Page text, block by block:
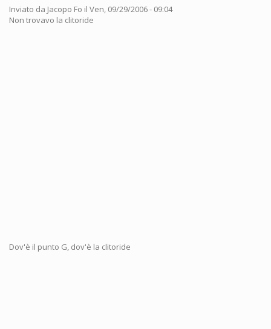
Inviato da Jacopo Fo il Ven, 09/29/2006 - 09:04
Non trovavo la clitoride
Dov'è il punto G, dov'è la clitoride